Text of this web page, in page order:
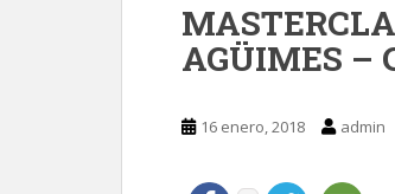
AGÜIMES –
16 enero, 2018 admin